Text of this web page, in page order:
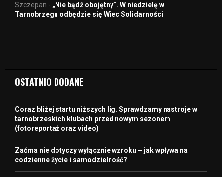
Szczepan - „Nie bądź obojętny”. W niedzielę w
Tarnobrzegu odbędzie się Wiec Solidarności
OSTATNIO DODANE
Coraz bliżej startu niższych lig. Sprawdzamy nastroje w
tarnobrzeskich klubach przed nowym sezonem
(fotoreportaż oraz video)
Zaćma nie dotyczy wyłącznie wzroku – jak wpływa na
codzienne życie i samodzielność?